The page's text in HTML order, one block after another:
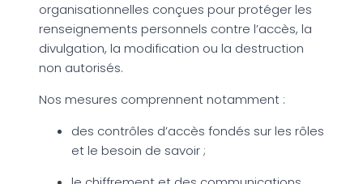
organisationnelles conçues pour protéger les
renseignements personnels contre l’accès, la
divulgation, la modification ou la destruction
non autorisés.
Nos mesures comprennent notamment :
des contrôles d’accès fondés sur les rôles
et le besoin de savoir ;